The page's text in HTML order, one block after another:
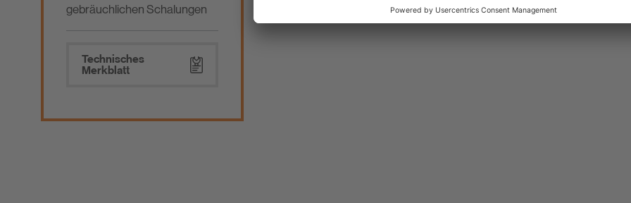
gebräuchlichen Schalungen
Technisches
Merkblatt